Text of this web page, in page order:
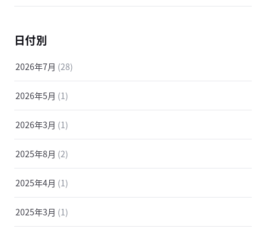
日付別
2026年7月 (28)
2026年5月 (1)
2026年3月 (1)
2025年8月 (2)
2025年4月 (1)
2025年3月 (1)